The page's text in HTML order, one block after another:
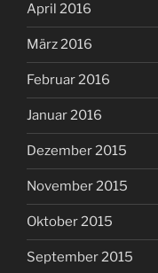
April 2016
März 2016
Februar 2016
Januar 2016
Dezember 2015
November 2015
Oktober 2015
September 2015